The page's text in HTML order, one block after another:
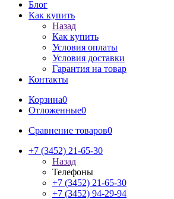
Блог
Как купить
Назад
Как купить
Условия оплаты
Условия доставки
Гарантия на товар
Контакты
Корзина0
Отложенные0
Сравнение товаров0
+7 (3452) 21-65-30
Назад
Телефоны
+7 (3452) 21-65-30
+7 (3452) 94-29-94